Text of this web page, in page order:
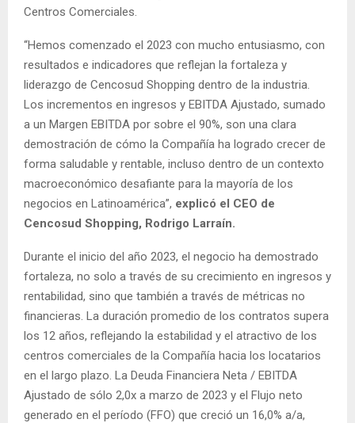
Centros Comerciales.
“Hemos comenzado el 2023 con mucho entusiasmo, con
resultados e indicadores que reflejan la fortaleza y
liderazgo de Cencosud Shopping dentro de la industria.
Los incrementos en ingresos y EBITDA Ajustado, sumado
a un Margen EBITDA por sobre el 90%, son una clara
demostración de cómo la Compañía ha logrado crecer de
forma saludable y rentable, incluso dentro de un contexto
macroeconómico desafiante para la mayoría de los
negocios en Latinoamérica”, explicó el CEO de
Cencosud Shopping, Rodrigo Larraín.
Durante el inicio del año 2023, el negocio ha demostrado
fortaleza, no solo a través de su crecimiento en ingresos y
rentabilidad, sino que también a través de métricas no
financieras. La duración promedio de los contratos supera
los 12 años, reflejando la estabilidad y el atractivo de los
centros comerciales de la Compañía hacia los locatarios
en el largo plazo. La Deuda Financiera Neta / EBITDA
Ajustado de sólo 2,0x a marzo de 2023 y el Flujo neto
generado en el período (FFO) que creció un 16,0% a/a,